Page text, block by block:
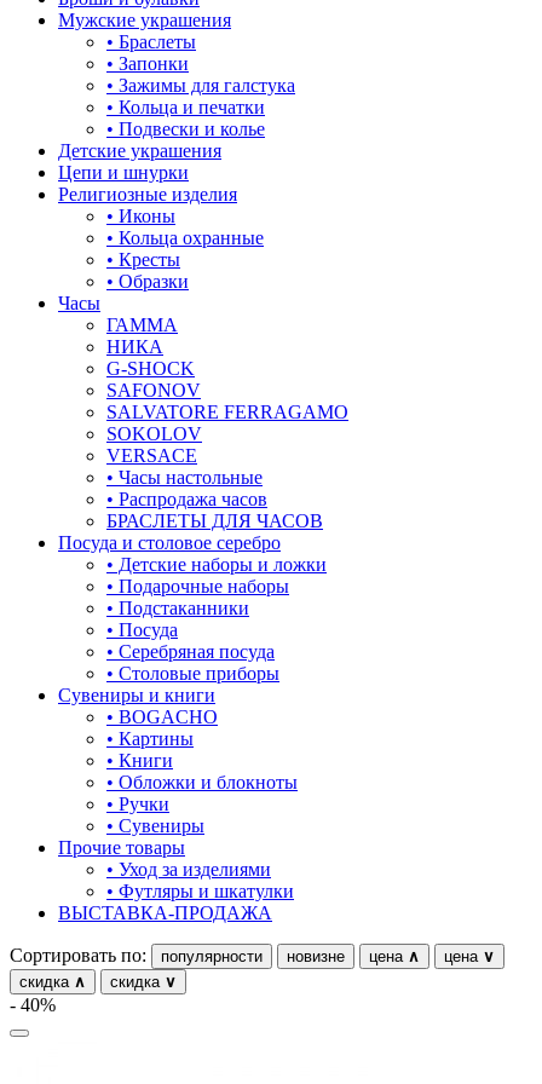
17-22
17.5-19
17.5-19.5
17.5-20
18-19.5
18.5
18.5-23
20
20.5
корона
кошки
круг (шар)
крылья и перья
листья
ловец снов
лошадки и единороги
лягушки
медведь
музыка
мышки
обереги
один камень
под гравировку
подкова
предметы
прямоугольник
птицы
ремни
ромб
Мужские украшения
• Браслеты
• Запонки
• Зажимы для галстука
• Кольца и печатки
• Подвески и колье
Детские украшения
Цепи и шнурки
Религиозные изделия
• Иконы
• Кольца охранные
• Кресты
• Образки
Часы
ГАММА
НИКА
G-SHOCK
SAFONOV
SALVATORE FERRAGAMO
SOKOLOV
VERSACE
• Часы настольные
• Распродажа часов
БРАСЛЕТЫ ДЛЯ ЧАСОВ
Посуда и столовое серебро
• Детские наборы и ложки
• Подарочные наборы
• Подстаканники
• Посуда
• Серебряная посуда
• Столовые приборы
Сувениры и книги
• BOGACHO
• Картины
• Книги
• Обложки и блокноты
• Ручки
• Сувениры
Прочие товары
• Уход за изделиями
• Футляры и шкатулки
ВЫСТАВКА-ПРОДАЖА
Сортировать по: популярности новизне цена ∧ цена ∨
скидка ∧ скидка ∨
- 40%